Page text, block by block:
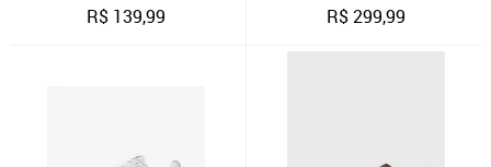
R$ 139,99 R$299,99